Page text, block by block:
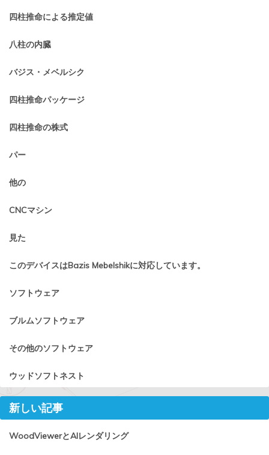
四柱推命による推定値
八柱の内臓
バジス・メベルシク
四柱推命パッケージ
四柱推命の株式
パー
他の
CNCマシン
見た
このデバイスはBazis Mebelshikに対応しています。
ソフトウェア
ブルムソフトウェア
その他のソフトウェア
ウッドソフトネスト
新しい記事
WoodViewerとAIレンダリング